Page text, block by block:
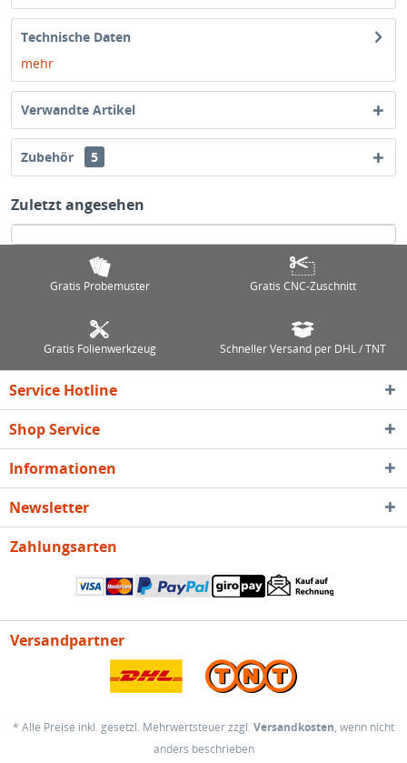
Technische Daten
mehr
Verwandte Artikel
Zubehör 5
Zuletzt angesehen
Gratis Probemuster Gratis CNC-Zuschnitt
Gratis Folienwerkzeug Schneller Versand per DHL / TNT
Service Hotline
Shop Service
Informationen
Newsletter
Zahlungsarten
Versandpartner
* Alle Preise inkl. gesetzl. Mehrwertsteuer zzgl. Versandkosten, wenn nicht
anders beschrieben